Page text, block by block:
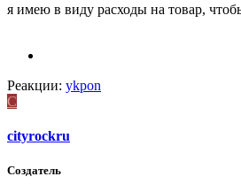
я имею в виду расходы на товар,
Реакции: ykpon
C
cityrockru
Создатель